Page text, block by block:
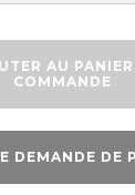
AU
COMMANDE
DEMANDE DE